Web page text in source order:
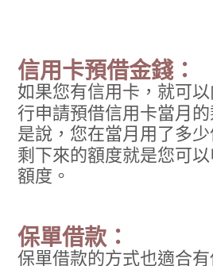
信用卡預借金錢：
如果您有信用卡，就可
行申請預借信用卡當月
是說，您在當月用了多少
剩下來的額度就是您可
額度。
保單借款：
保單借款的方式也適合